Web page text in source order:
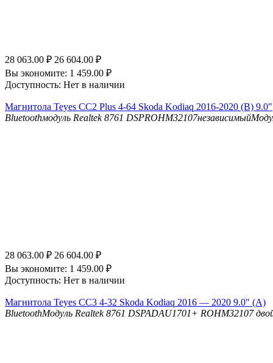
28 063.00 ₽ 26 604.00 ₽
Вы экономите: 1 459.00 ₽
Доступность: Нет в наличии
Магнитола Teyes CC2 Plus 4-64 Skoda Kodiaq 2016-2020 (B) 9.0"
Bluetoothмодуль Realtek 8761 DSP
28 063.00 ₽ 26 604.00 ₽
Вы экономите: 1 459.00 ₽
Доступность: Нет в наличии
Магнитола Teyes CC3 4-32 Skoda Kodiaq 2016 — 2020 9.0" (A)
BluetoothМодуль Realtek 8761 DSPADAU1701+ ROHM32107